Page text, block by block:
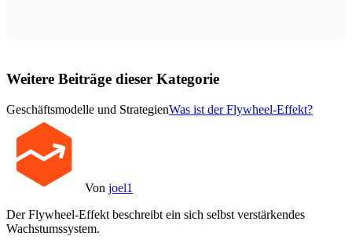
Weitere Beiträge dieser Kategorie
Geschäftsmodelle und StrategienWas ist der Flywheel-Effekt?
Von joel1
Der Flywheel-Effekt beschreibt ein sich selbst verstärkendes
Wachstumssystem.